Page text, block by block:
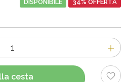
DISPONIBILE 34% OFFERTA
cesta